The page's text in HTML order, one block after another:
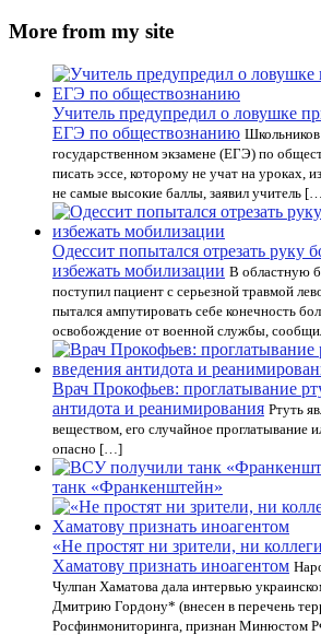
More from my site
Учитель предупредил о ловушке
ЕГЭ по обществознанию
государственном экзамене (ЕГЭ) по
писать эссе, которому не учат на уроках,
не самые высокие баллы, заявил учитель
Одессит попытался отрезать руку
избежать мобилизации В областную
поступил пациент с серьезной травмой
пытался ампутировать себе конечность
освобождение от военной службы,
Врач Прокофьев: проглатывание
антидота и реанимирования Ртуть
веществом, его случайное проглатывание
опасно […]
танк «Франкенштейн»
«Не простят ни зрители, ни
Хаматову признать иноагентом
Чулпан Хаматова дала интервью
Дмитрию Гордону* (внесен в перечень
Росфинмониторинга, признан Минюстом